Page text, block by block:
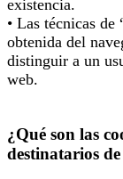
existencia.
• Las técnicas
obtenida del
distinguir a un
web.
¿Qué son las
destinatarios